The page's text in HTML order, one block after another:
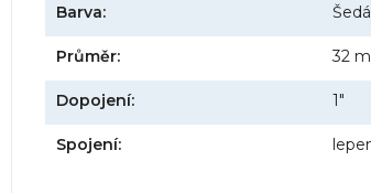
Barva: Šedá
Průměr: 32
Dopojení: 1"
Spojení: